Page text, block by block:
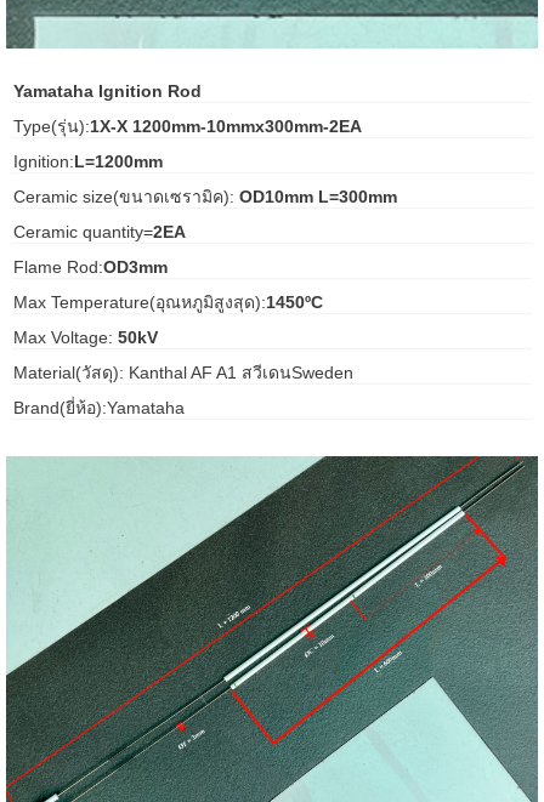
Yamataha Ignition Rod
Type(รุ่น):1X-X 1200mm-10mmx300mm-2EA
Ignition:L=1200mm
Ceramic size(ขนาดเซรามิค): OD10mm L=300mm
Ceramic quantity=2EA
Flame Rod:OD3mm
Max Temperature(อุณหภูมิสูงสุด):1450ºC
Max Voltage: 50kV
Material(วัสดุ): Kanthal AF A1 สวีเดนSweden
Brand(ยี่ห้อ):Yamataha